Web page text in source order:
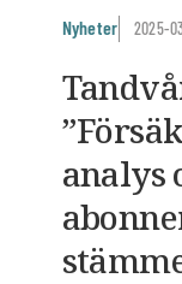
Nyheter 2025-
analys